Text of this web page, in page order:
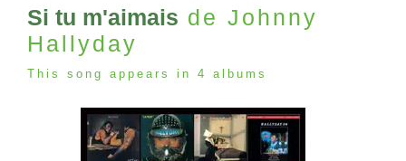
Si tu m'aimais de Johnny
Hallyday
This song appears in 4 albums